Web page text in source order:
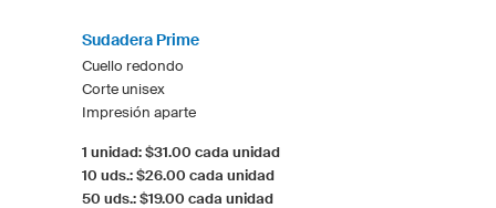
Sudadera Prime
Cuello redondo
Corte unisex
Impresión aparte
1 unidad: $31.00 cada unidad
10 uds.: $26.00 cada unidad
50 uds.: $19.00 cada unidad